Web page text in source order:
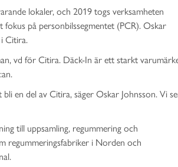
lokaler, och 2019 togs verksamheten
på personbilssegmentet (PCR). Oskar
Citira.
vd för Citira. Däck-In är ett starkt
en del av Citira, säger Oskar Johnsson. Vi
till uppsamling, regummering och
regummeringsfabriker i Norden och